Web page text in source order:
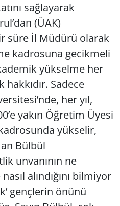
sağlayarak
(ÜAK)
süre İl Müdürü olarak
kadrosuna gecikmeli
yükselme her
Sadece
her yıl,
yakın Öğretim Üyesi
yükselir,
Bülbül
unvanının ne
alındığını bilmiyor
gençlerin önünü